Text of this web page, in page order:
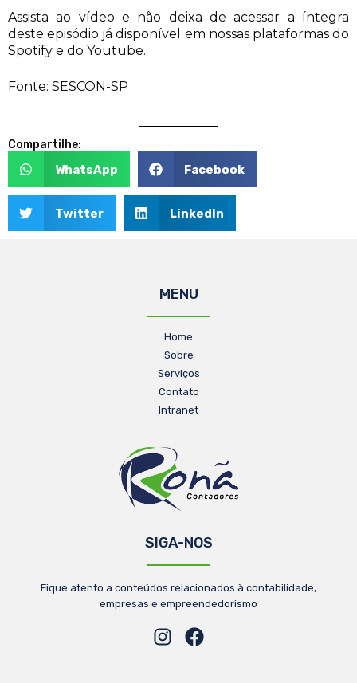
Assista ao vídeo e não deixa de acessar a íntegra
deste episódio já disponível em nossas plataformas do
Spotify e do Youtube.
Fonte: SESCON-SP
Compartilhe:
WhatsApp Facebook
Twitter LinkedIn
MENU
Home
Sobre
Serviços
Contato
Intranet
SIGA-NOS
Fique atento a conteúdos relacionados à contabilidade,
empresas e empreendedorismo